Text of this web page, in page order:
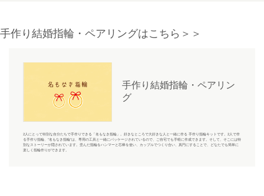
手作り結婚指輪・ペアリングはこちら＞＞
手作り結婚指輪・ペアリン
グ
2人にとって特別な自分たちで手作りできる「名もなき指輪」。好きなところで大好きな人と一緒に作る 手作り指輪キットです。2人で作
る手作り指輪、“名もなき指輪”は、専用の工具と一緒にパッケージされているので、ご自宅でも手軽に作成できます。そして、そこには特
別なストーリーが隠されています。歪んだ指輪をハンマーと芯棒を使い、カップルでつくり合い、真円にすることで、どなたでも簡単に
楽しく指輪作りができます。